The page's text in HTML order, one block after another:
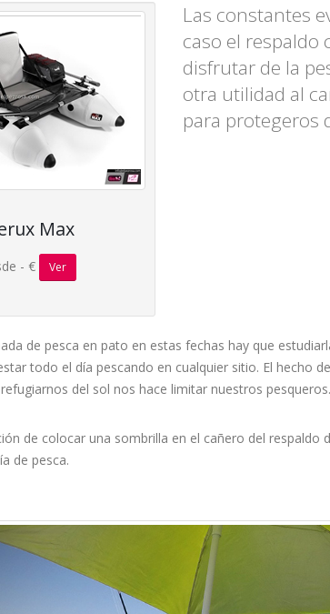
Max
- € Ver
Las constantes
caso el
disfrutar de la
otra utilidad al
para protegeros
de pesca en pato en estas fechas hay que
todo el día pescando en cualquier sitio. El hecho
del sol nos hace limitar nuestros pesqueros.
de colocar una sombrilla en el cañero del
de pesca.